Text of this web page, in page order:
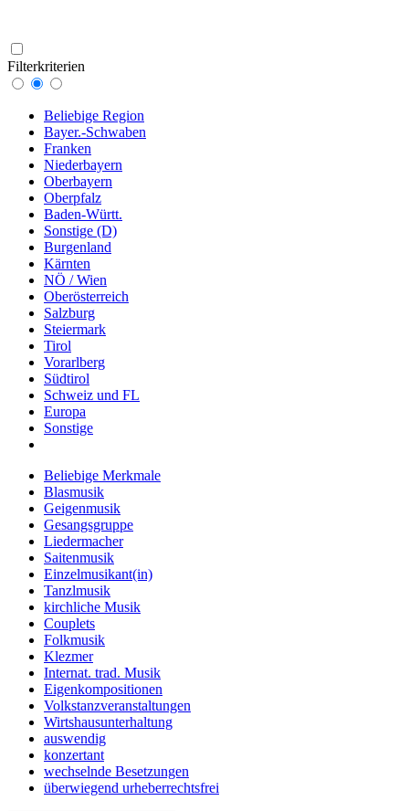
Filterkriterien
Beliebige Region
Bayer.-Schwaben
Franken
Niederbayern
Oberbayern
Oberpfalz
Baden-Württ.
Sonstige (D)
Burgenland
Kärnten
NÖ / Wien
Oberösterreich
Salzburg
Steiermark
Tirol
Vorarlberg
Südtirol
Schweiz und FL
Europa
Sonstige
Beliebige Merkmale
Blasmusik
Geigenmusik
Gesangsgruppe
Liedermacher
Saitenmusik
Einzelmusikant(in)
Tanzlmusik
kirchliche Musik
Couplets
Folkmusik
Klezmer
Internat. trad. Musik
Eigenkompositionen
Volkstanzveranstaltungen
Wirtshausunterhaltung
auswendig
konzertant
wechselnde Besetzungen
überwiegend urheberrechtsfrei